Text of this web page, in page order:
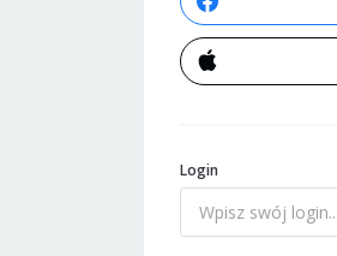
Login